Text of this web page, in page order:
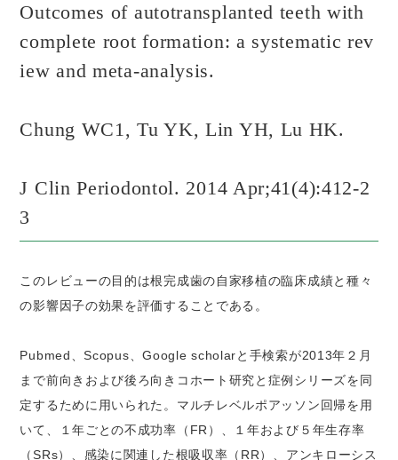
Outcomes of autotransplanted teeth with
complete root formation: a systematic rev
iew and meta-analysis.
Chung WC1, Tu YK, Lin YH, Lu HK.
J Clin Periodontol. 2014 Apr;41(4):412-2
3
このレビューの目的は根完成歯の自家移植の臨床成績と種々
の影響因子の効果を評価することである。
Pubmed、Scopus、Google scholarと手検索が2013年２月
まで前向きおよび後ろ向きコホート研究と症例シリーズを同
定するために用いられた。マルチレベルポアッソン回帰を用
いて、１年ごとの不成功率（FR）、１年および５年生存率
（SRs）、感染に関連した根吸収率（RR）、アンキローシス